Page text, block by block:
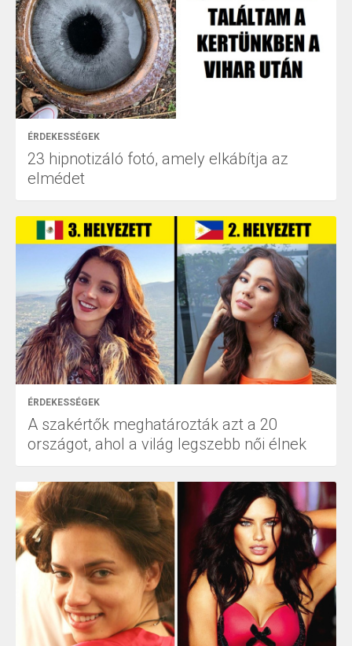
ÉRDEKESSÉGEK
23 hipnotizáló fotó, amely elkábítja az
elmédet
ÉRDEKESSÉGEK
A szakértők meghatározták azt a 20
országot, ahol a világ legszebb női élnek